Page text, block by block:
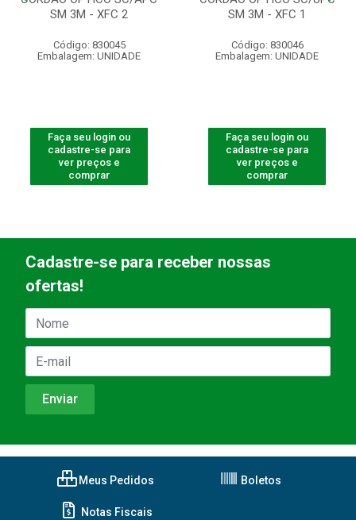
SM 3M - XFC 2
Código: 830045
Embalagem: UNIDADE
Faça seu login ou
cadastre-se para
ver preços e
comprar
SM 3M - XFC 1
Código: 830046
Embalagem: UNIDADE
Faça seu login ou
cadastre-se para
ver preços e
comprar
Cadastre-se para receber nossas
ofertas!
Meus Pedidos Boletos
Notas Fiscais